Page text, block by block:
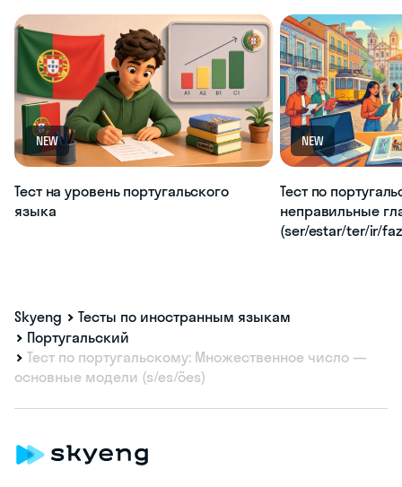
NEW
Тест на уровень португальского
языка
NEW
Тест по
неправильные
(ser/estar/ter/ir/
Skyeng
Тесты по иностранным языкам
Португальский
Тест по португальскому: Множественное число —
основные модели (s/es/ões)